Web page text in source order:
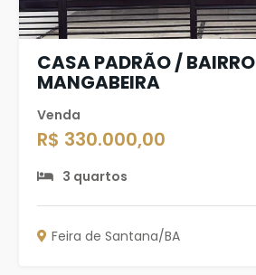
CASA PADRÃO / BAIRRO
MANGABEIRA
Venda
R$ 330.000,00
3 quartos
Feira de Santana/BA